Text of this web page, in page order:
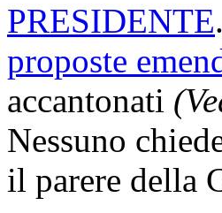
PRESIDENTE
proposte
accantonati
Nessuno
il parere della